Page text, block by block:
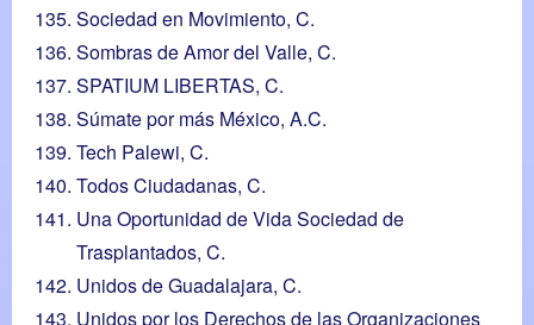
Sociedad en Movimiento, C.
Sombras de Amor del Valle, C.
SPATIUM LIBERTAS, C.
Súmate por más México, A.C.
Tech Palewi, C.
Todos Ciudadanas, C.
Una Oportunidad de Vida Sociedad de
Trasplantados, C.
Unidos de Guadalajara, C.
Unidos por los Derechos de las Organizaciones